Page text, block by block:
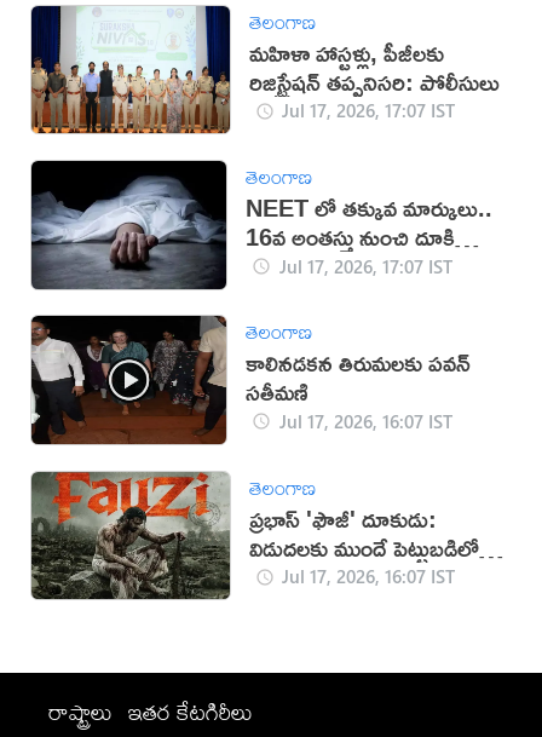
తెలంగాణ
మహిళా హాస్టళ్లు, పీజీలకు
రిజిస్ట్రేషన్ తప్పనిసరి: పోలీసులు
Jul 17, 2026, 17:07 IST
తెలంగాణ
NEET లో తక్కువ మార్కులు..
16వ అంతస్తు నుంచి దూకి
ఆత్మహత్య
Jul 17, 2026, 17:07 IST
తెలంగాణ
కాలినడకన తిరుమలకు పవన్‌
సతీమణి
Jul 17, 2026, 16:07 IST
తెలంగాణ
ప్రభాస్ 'ఫౌజీ' దూకుడు:
విడుదలకు ముందే పెట్టుబడిలో
సగం రికవరీ!
Jul 17, 2026, 16:07 IST
రాష్ట్రాలు ఇతర కేటగిరీలు